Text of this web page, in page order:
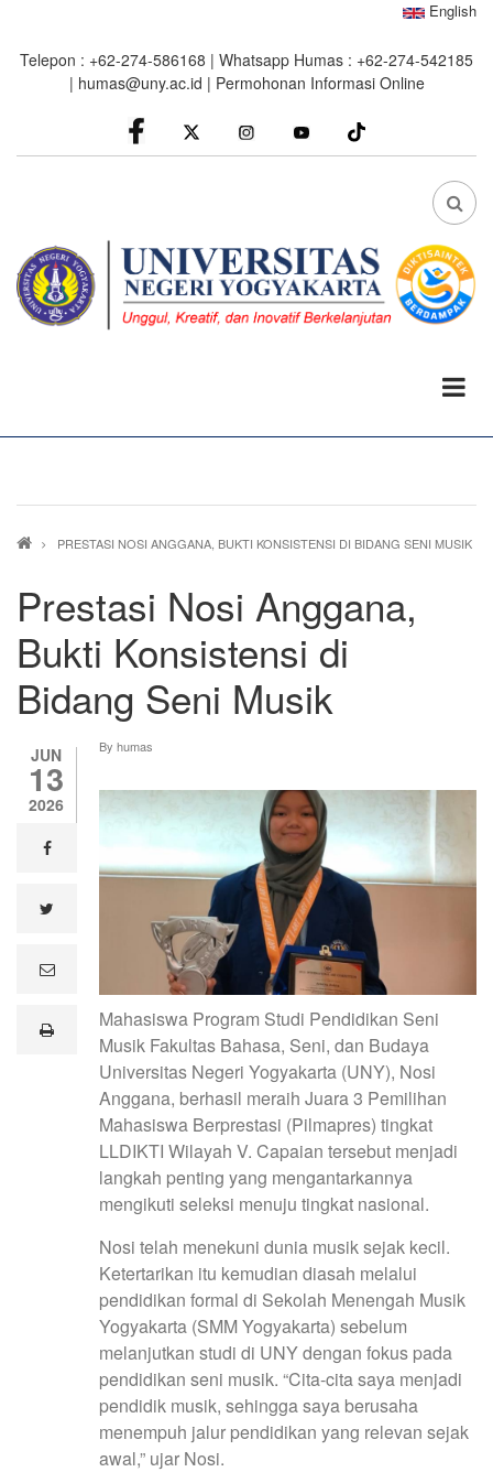
main
English
Telepon : +62-274-586168 | Whatsapp Humas : +62-274-542185
| humas@uny.ac.id | Permohonan Informasi Online
facebook
Instagram youtube
FA
Breadcrumb
PRESTASI NOSI ANGGANA, BUKTI KONSISTENSI DI BIDANG SENI MUSIK
Prestasi Nosi Anggana,
Bukti Konsistensi di
Bidang Seni Musik
JUN
13
2026
0%
facebook
e
lprint
By humas
Mahasiswa Program Studi Pendidikan Seni
Musik Fakultas Bahasa, Seni, dan Budaya
Universitas Negeri Yogyakarta (UNY), Nosi
Anggana, berhasil meraih Juara 3 Pemilihan
Mahasiswa Berprestasi (Pilmapres) tingkat
LLDIKTI Wilayah V. Capaian tersebut menjadi
langkah penting yang mengantarkannya
mengikuti seleksi menuju tingkat nasional.
Nosi telah menekuni dunia musik sejak kecil.
Ketertarikan itu kemudian diasah melalui
pendidikan formal di Sekolah Menengah Musik
Yogyakarta (SMM Yogyakarta) sebelum
melanjutkan studi di UNY dengan fokus pada
pendidikan seni musik. “Cita-cita saya menjadi
pendidik musik, sehingga saya berusaha
menempuh jalur pendidikan yang relevan sejak
awal,” ujar Nosi.